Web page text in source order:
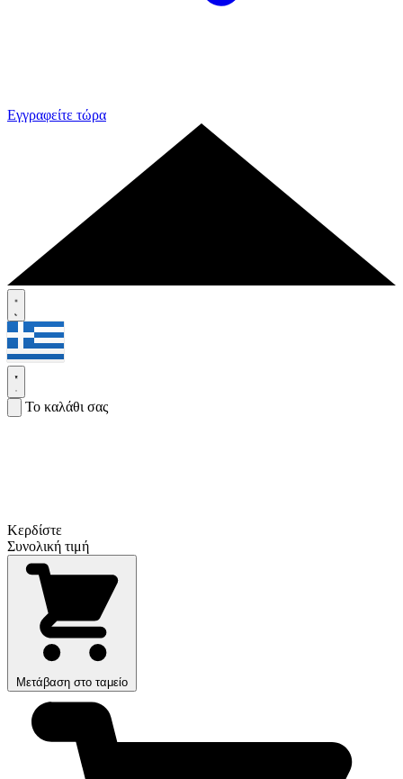
Εγγραφείτε τώρα
Το καλάθι σας
Κερδίστε
Συνολική τιμή
Μετάβαση στο ταμείο